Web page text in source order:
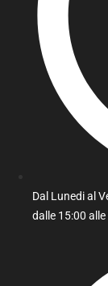
Dal Lunedi al
dalle 15:00 alle